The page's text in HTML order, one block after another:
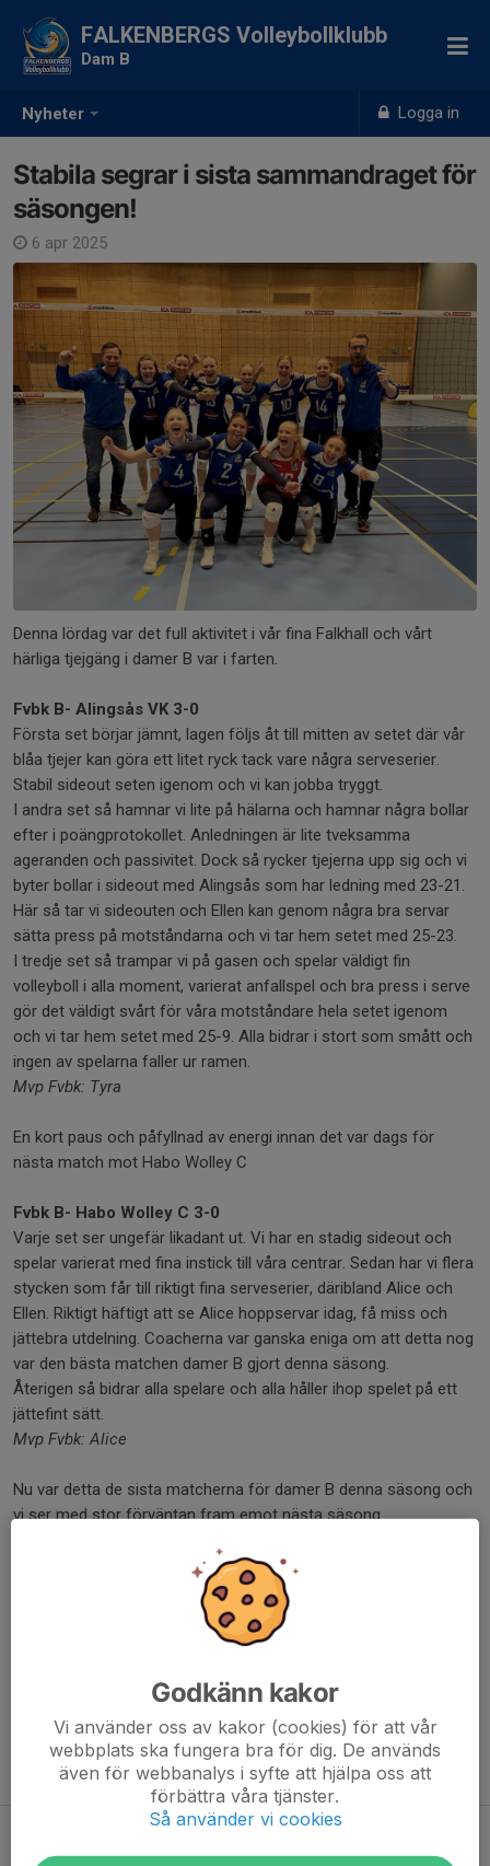
Nyheter Logga in
FALKENBERGS Volleybollklubb
Dam B
Stabila segrar i sista sammandraget för
säsongen!
6 apr 2025
Denna lördag var det full aktivitet i vår fina Falkhall och vårt
härliga tjejgäng i damer B var i farten.
Fvbk B- Alingsås VK 3-0
Första set börjar jämnt, lagen följs åt till mitten av setet där vår
blåa tjejer kan göra ett litet ryck tack vare några serveserier.
Stabil sideout seten igenom och vi kan jobba tryggt.
I andra set så hamnar vi lite på hälarna och hamnar några bollar
efter i poängprotokollet. Anledningen är lite tveksamma
ageranden och passivitet. Dock så rycker tjejerna upp sig och vi
byter bollar i sideout med Alingsås som har ledning med 23-21.
Här så tar vi sideouten och Ellen kan genom några bra servar
sätta press på motståndarna och vi tar hem setet med 25-23.
I tredje set så trampar vi på gasen och spelar väldigt fin
volleyboll i alla moment, varierat anfallspel och bra press i serve
gör det väldigt svårt för våra motståndare hela setet igenom
och vi tar hem setet med 25-9. Alla bidrar i stort som smått och
ingen av spelarna faller ur ramen.
Mvp Fvbk: Tyra
En kort paus och påfyllnad av energi innan det var dags för
nästa match mot Habo Wolley C
Fvbk B- Habo Wolley C 3-0
Varje set ser ungefär likadant ut. Vi har en stadig sideout och
spelar varierat med fina instick till våra centrar. Sedan har vi flera
stycken som får till riktigt fina serveserier, däribland Alice och
Ellen. Riktigt häftigt att se Alice hoppservar idag, få miss och
jättebra utdelning. Coacherna var ganska eniga om att detta nog
var den bästa matchen damer B gjort denna säsong.
Återigen så bidrar alla spelare och alla håller ihop spelet på ett
jättefint sätt.
Mvp Fvbk: Alice
Nu var detta de sista matcherna för damer B denna säsong och
vi ser med stor förväntan fram emot nästa säsong.
denna säsong och välkomna åter säsongen 25/26.
Tidigare nyheter
Öppna USM 2026
16 maj, 19:24
Godkänn kakor
Vi använder oss av kakor (cookies) för att vår
webbplats ska fungera bra för dig. De används
även för webbanalys i syfte att hjälpa oss att
förbättra våra tjänster.
Så använder vi cookies